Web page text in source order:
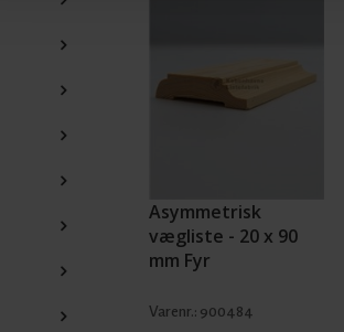
Asymmetrisk
vægliste - 20 x 90
mm Fyr
Varenr.: 900484